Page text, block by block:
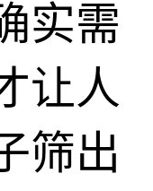
实需
让人
筛出